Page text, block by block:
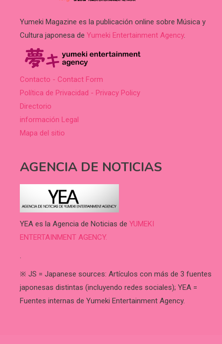
Yumeki Magazine es la publicación online sobre Música y
Cultura japonesa de Yumeki Entertainment Agency.
Contacto - Contact Form
Política de Privacidad - Privacy Policy
Directorio
información Legal
Mapa del sitio
AGENCIA DE NOTICIAS
YEA es la Agencia de Noticias de YUMEKI
ENTERTAINMENT AGENCY.
.
※ JS = Japanese sources: Artículos con más de 3 fuentes
japonesas distintas (incluyendo redes sociales); YEA =
Fuentes internas de Yumeki Entertainment Agency.